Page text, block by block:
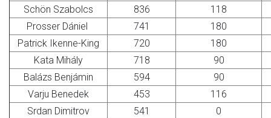
Schön Szabolcs
836
118
Prosser Dániel
741
180
Patrick Ikenne-King
720
180
Kata Mihály
718
90
Balázs Benjámin
594
90
Varju Benedek
453
116
Srdan Dimitrov
541
0